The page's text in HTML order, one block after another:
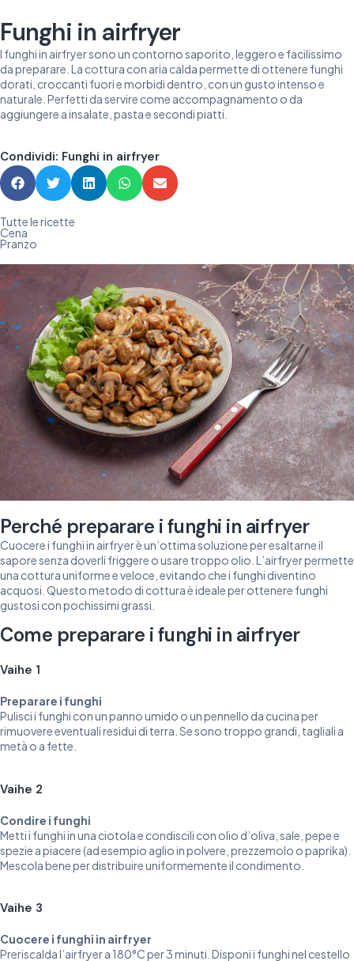
Funghi in airfryer
I funghi in airfryer sono un contorno saporito, leggero e facilissimo
da preparare. La cottura con aria calda permette di ottenere funghi
dorati, croccanti fuori e morbidi dentro, con un gusto intenso e
naturale. Perfetti da servire come accompagnamento o da
aggiungere a insalate, pasta e secondi piatti.
Condividi: Funghi in airfryer
Tutte le ricette
Cena
Pranzo
Perché preparare i funghi in airfryer
Cuocere i funghi in airfryer è un’ottima soluzione per esaltarne il
sapore senza doverli friggere o usare troppo olio. L’airfryer permette
una cottura uniforme e veloce, evitando che i funghi diventino
acquosi. Questo metodo di cottura è ideale per ottenere funghi
gustosi con pochissimi grassi.
Come preparare i funghi in airfryer
Vaihe 1
Preparare i funghi
Pulisci i funghi con un panno umido o un pennello da cucina per
rimuovere eventuali residui di terra. Se sono troppo grandi, tagliali a
metà o a fette.
Vaihe 2
Condire i funghi
Metti i funghi in una ciotola e condiscili con olio d’oliva, sale, pepe e
spezie a piacere (ad esempio aglio in polvere, prezzemolo o paprika).
Mescola bene per distribuire uniformemente il condimento.
Vaihe 3
Cuocere i funghi in airfryer
Preriscalda l’airfryer a 180°C per 3 minuti. Disponi i funghi nel cestello